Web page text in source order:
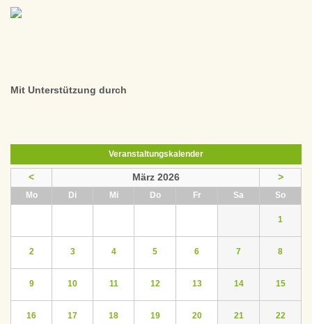
Mit Unterstützung durch
Veranstaltungskalender
< März 2026 >
Montag Dienstag Mittwoch DonnerstagFreitag Sa Sonntag
1
2 3 4 5 6 7 8
9 10 11 12 13 14 15
16 17 18 19 20 21 22